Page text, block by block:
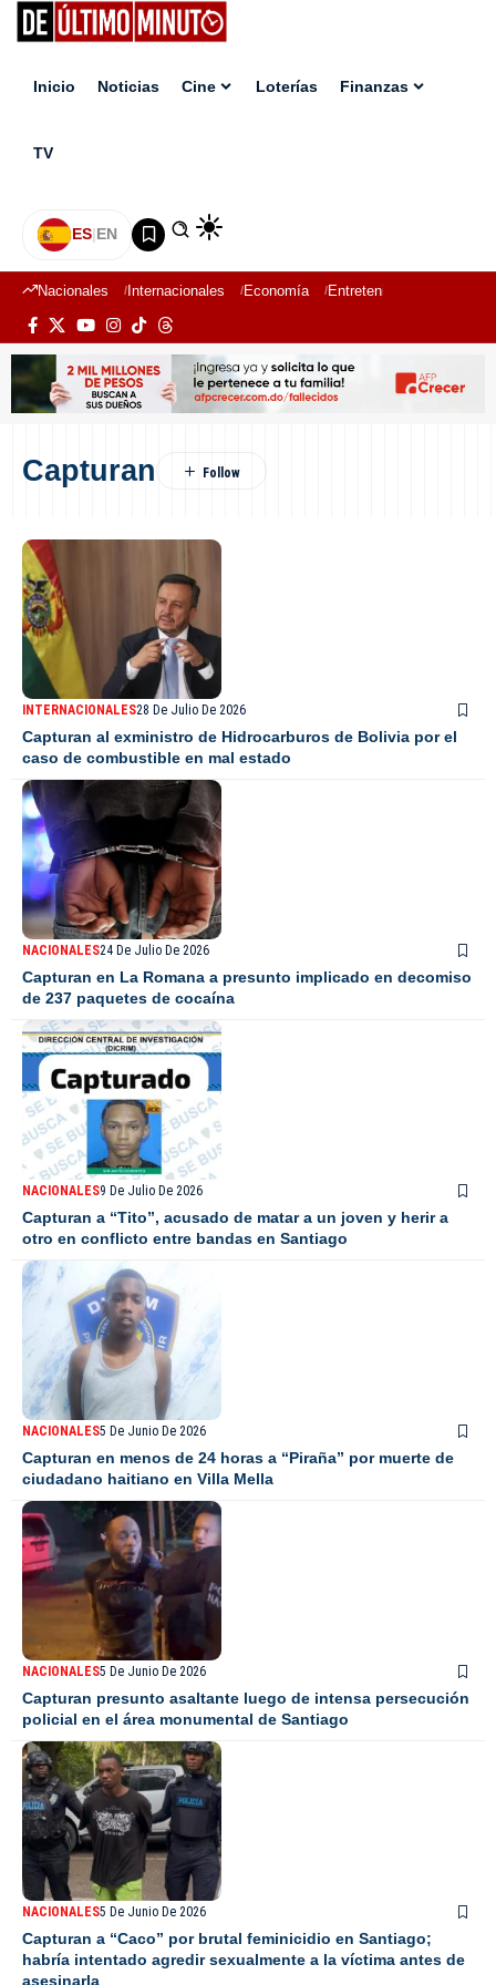
Inicio Noticias Cine Loterías Finanzas
TV
ES|EN
Nacionales Internacionales Economía Entretenimiento
Capturan
INTERNACIONALES28 De Julio De 2026
Capturan al exministro de Hidrocarburos de Bolivia por el
caso de combustible en mal estado
NACIONALES24 De Julio De 2026
Capturan en La Romana a presunto implicado en decomiso
de 237 paquetes de cocaína
NACIONALES9 De Julio De 2026
Capturan a “Tito”, acusado de matar a un joven y herir a
otro en conflicto entre bandas en Santiago
NACIONALES5 De Junio De 2026
Capturan en menos de 24 horas a “Piraña” por muerte de
ciudadano haitiano en Villa Mella
NACIONALES5 De Junio De 2026
Capturan presunto asaltante luego de intensa persecución
policial en el área monumental de Santiago
NACIONALES5 De Junio De 2026
Capturan a “Caco” por brutal feminicidio en Santiago;
habría intentado agredir sexualmente a la víctima antes de
asesinarla